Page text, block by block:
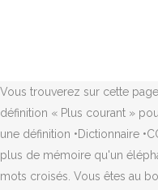
Vous trouverez sur cette
définition « Plus courant »
une définition •Dictionnaire
plus de mémoire qu'un
mots croisés. Vous êtes au